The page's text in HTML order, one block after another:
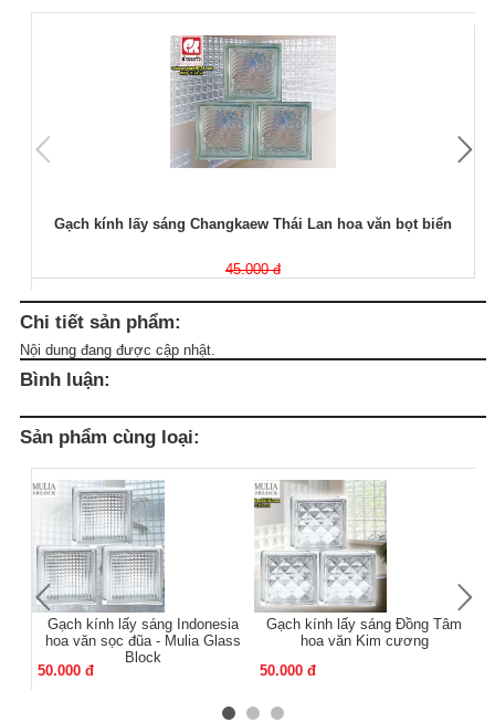
Gạch kính lấy sáng Changkaew Thái Lan hoa văn bọt biển
45.000 đ
Chi tiết sản phẩm:
Nội dung đang được cập nhật.
Bình luận:
Sản phẩm cùng loại:
Gạch kính lấy sáng Indonesia
hoa văn sọc đũa - Mulia Glass
Block
50.000 đ
Gạch kính lấy sáng Đồng Tâm
hoa văn Kim cương
50.000 đ